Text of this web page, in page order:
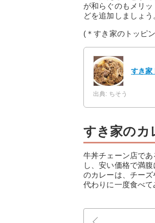
が和らぐのもメリ
どを追加しましょう
(＊すき家のトッピ
すき家
出典: ちそう
すき家のカ
牛丼チェーン店で
し、安い価格で満
のカレーは、チー
代わりに一度食べて